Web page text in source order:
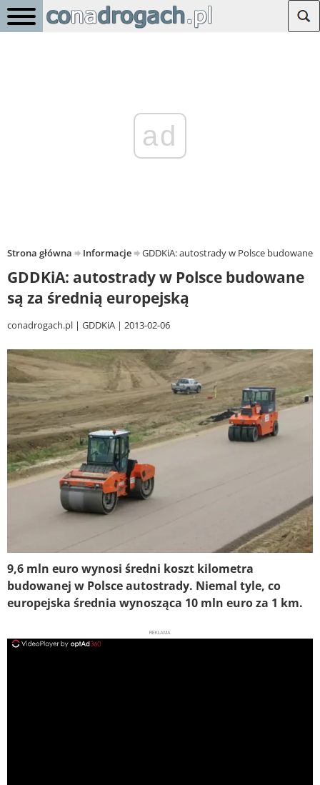
ad
Strona główna Informacje GDDKiA: autostrady w Polsce budowane
GDDKiA: autostrady w Polsce budowane
są za średnią europejską
conadrogach.pl GDDKiA 2013-02-06
9,6 mln euro wynosi średni koszt kilometra
budowanej w Polsce autostrady. Niemal tyle, co
europejska średnia wynosząca 10 mln euro za 1 km.
REKLAMA